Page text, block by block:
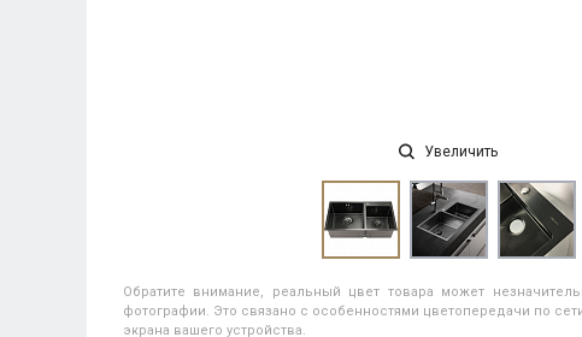
Увеличить
Обратите внимание, реальный цвет товара может
фотографии. Это связано с особенностями цветопередачи по
экрана вашего устройства.